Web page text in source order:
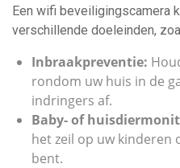
Een wifi beveiligingscamera
verschillende doeleinden,
Inbraakpreventie:
rondom uw huis in de
indringers af.
Baby- of
het zeil op uw kinderen
bent.